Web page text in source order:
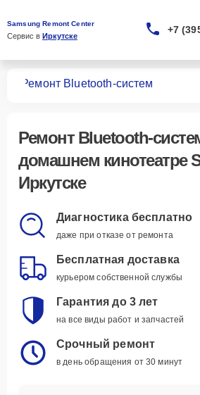
Samsung Remont Center
Сервис в Иркутске
+7
Ремонт Bluetooth-систем
Ремонт Bluetooth-
домашнем кинотеатре
Иркутске
Диагностика бесплатно
даже при отказе от ремонта
Бесплатная доставка
курьером собственной службы
Гарантия до 3 лет
на все виды работ и запчастей
Срочный ремонт
в день обращения от 30 минут